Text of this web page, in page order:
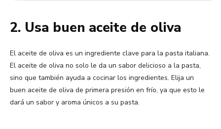
2. Usa buen aceite de oliva
El aceite de oliva es un ingrediente clave para la pasta italiana.
El aceite de oliva no solo le da un sabor delicioso a la pasta,
sino que también ayuda a cocinar los ingredientes. Elija un
buen aceite de oliva de primera presión en frío, ya que esto le
dará un sabor y aroma únicos a su pasta.